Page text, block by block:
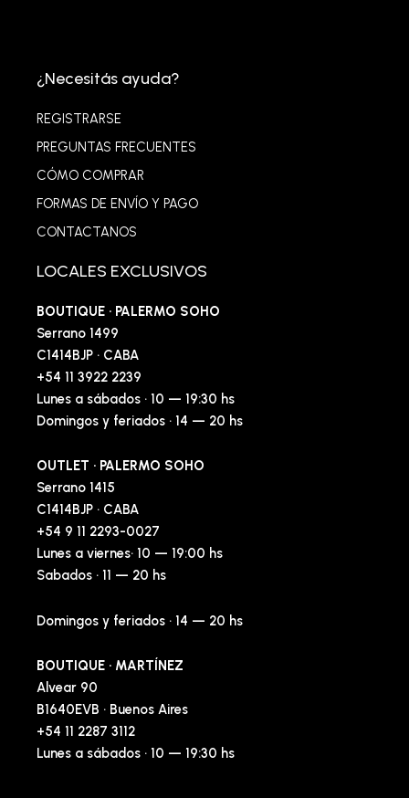
¿Necesitás ayuda?
REGISTRARSE
PREGUNTAS FRECUENTES
CÓMO COMPRAR
FORMAS DE ENVÍO Y PAGO
CONTACTANOS
LOCALES EXCLUSIVOS
BOUTIQUE · PALERMO SOHO
Serrano 1499
C1414BJP · CABA
+54 11 3922 2239
Lunes a sábados · 10 — 19:30 hs
Domingos y feriados · 14 — 20 hs
OUTLET · PALERMO SOHO
Serrano 1415
C1414BJP · CABA
+54 9 11 2293-0027
Lunes a viernes· 10 — 19:00 hs
Sabados · 11 — 20 hs
Domingos y feriados · 14 — 20 hs
BOUTIQUE · MARTÍNEZ
Alvear 90
B1640EVB · Buenos Aires
+54 11 2287 3112
Lunes a sábados · 10 — 19:30 hs